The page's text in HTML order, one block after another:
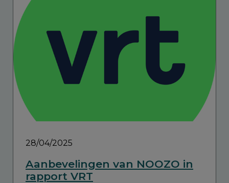
28/04/2025
Aanbevelingen van NOOZO in
rapport VRT